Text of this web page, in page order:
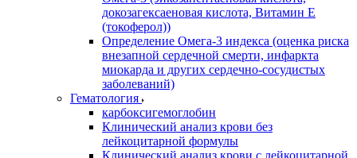
докозагексаеновая кислота, Витамин E
(токоферол))
Определение Омега-3 индекса (оценка риска
внезапной сердечной смерти, инфаркта
миокарда и других сердечно-сосудистых
заболеваний)
Гематология
карбоксигемоглобин
Клинический анализ крови без
лейкоцитарной формулы
Клинический анализ крови с лейкоцитарной